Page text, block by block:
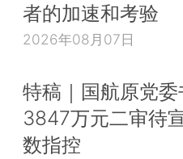
者的加速和考验
2026年08月07日
特稿｜国航原党
3847万元二审待
数指控